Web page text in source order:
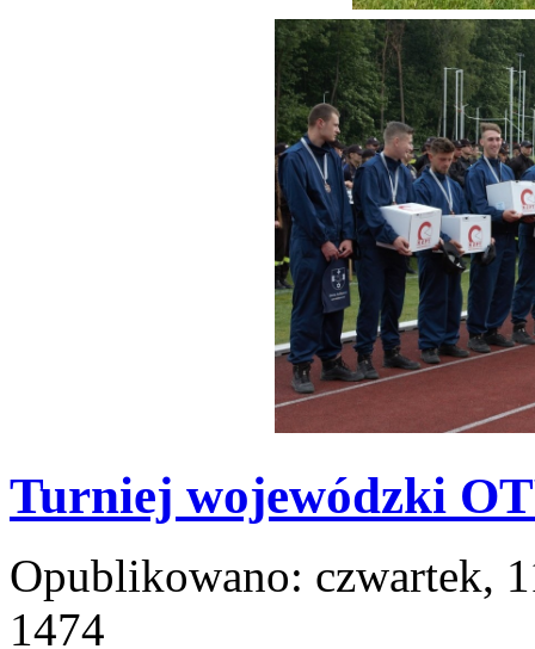
Turniej wojewódzki
Opublikowano: czwartek,
1474